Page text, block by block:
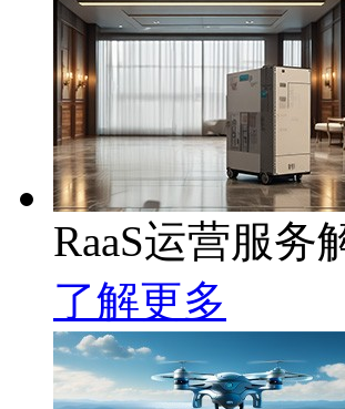
RaaS运营服务
了解更多